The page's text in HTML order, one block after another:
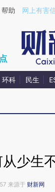
帮助 网上有害
环科 民生
少生
来源于 财新网